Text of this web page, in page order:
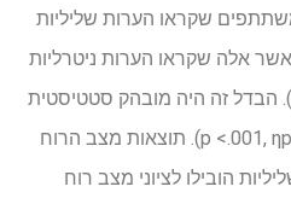
4 נקודות, המשתתפים שקראו הערות שליליות
הרבה יותר גבוה (2.42) מאשר אלה שקראו הערות ניטרליות
(1.77) או הערות חיוביות (1.55). הבדל זה היה מובהק סטטיסטית
וייצג השפעה גדולה (p <.001, ηp² = 0.256). תוצאות מצב הרוח
הובילו לציוני מצב רוח